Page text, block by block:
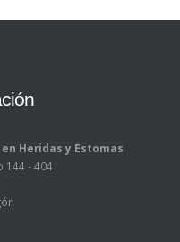
Heridas y Estomas
144 - 404